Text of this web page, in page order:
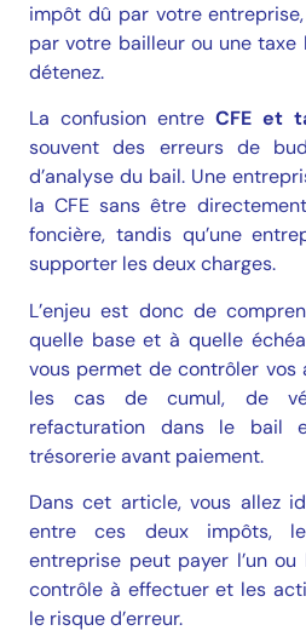
impôt dû par votre
par votre bailleur ou une taxe
détenez.
La confusion entre CFE et
souvent des erreurs de
d’analyse du bail. Une
la CFE sans être
foncière, tandis qu’une
supporter les deux charges.
L’enjeu est donc de
quelle base et à quelle
vous permet de contrôler vos
les cas de cumul, de
refacturation dans le bail
trésorerie avant paiement.
Dans cet article, vous allez
entre ces deux impôts,
entreprise peut payer l’un
contrôle à effectuer et les
le risque d’erreur.